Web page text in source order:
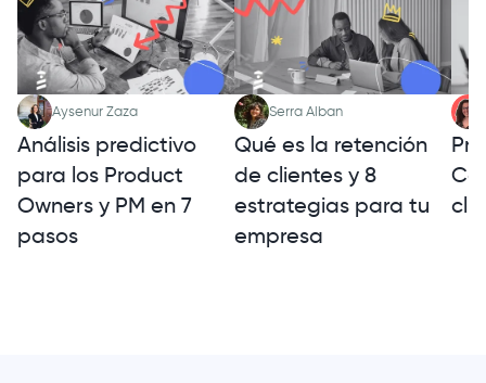
Aysenur Zaza
Análisis predictivo
para los Product
Owners y PM en 7
pasos
Serra Alban
Qué es la retención
de clientes y 8
estrategias para tu
empresa